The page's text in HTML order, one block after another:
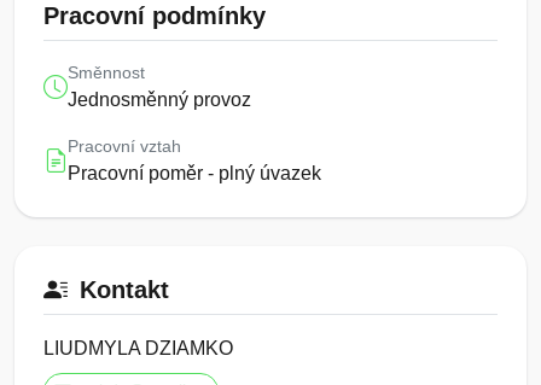
Pracovní podmínky
Směnnost
Jednosměnný provoz
Pracovní vztah
Pracovní poměr - plný úvazek
Kontakt
LIUDMYLA DZIAMKO